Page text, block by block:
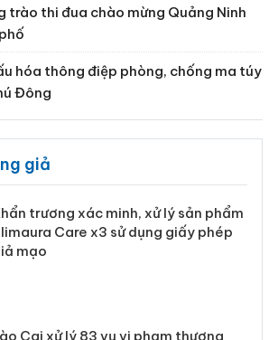
trào thi đua chào mừng Quảng Ninh
hóa thông điệp phòng, chống ma túy
Đông
giả
trương xác minh, xử lý sản phẩm
Care x3 sử dụng giấy phép
mạo
Cai xử lý 83 vụ vi phạm thương